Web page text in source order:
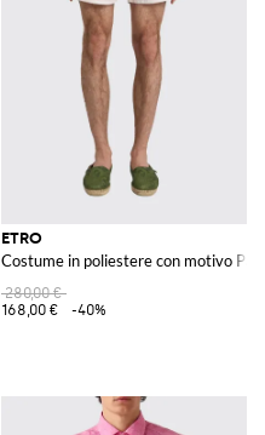
ETRO
Costume in poliestere con motivo
280,00 €
168,00 €
-40%